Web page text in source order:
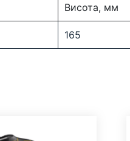
Висота, мм
165